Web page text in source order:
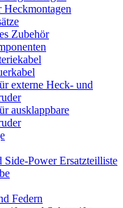
Heckmontagen
Zubehör
externe Heck- und
ausklappbare
Side-Power Ersatzteilliste
Federn